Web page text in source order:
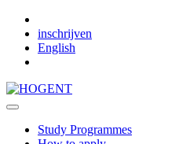
inschrijven
English
Study Programmes